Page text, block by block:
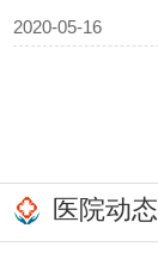
2020-05-16
医院动态